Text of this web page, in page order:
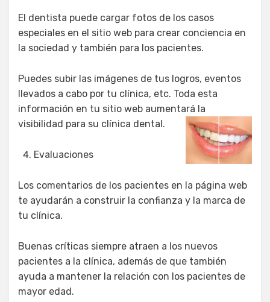
El dentista puede cargar fotos de los casos
especiales en el sitio web para crear conciencia en
la sociedad y también para los pacientes.
Puedes subir las imágenes de tus logros, eventos
llevados a cabo por tu clínica, etc. Toda esta
información en tu sitio web aumentará la
visibilidad para su clínica dental.
Evaluaciones
Los comentarios de los pacientes en la página web
te ayudarán a construir la confianza y la marca de
tu clínica.
Buenas críticas siempre atraen a los nuevos
pacientes a la clínica, además de que también
ayuda a mantener la relación con los pacientes de
mayor edad.